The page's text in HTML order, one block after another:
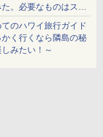
。必要なものはスマ
ナカードのみ
てのハワイ旅行ガイド
かく行くなら隣島の秘
みたい！～